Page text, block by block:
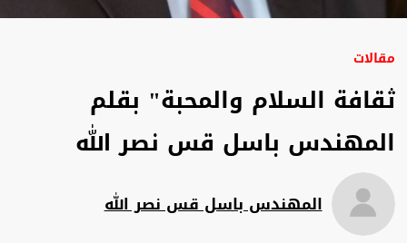
مقالات
ثقافة السلام والمحبة" بقلم
المهندس باسل قس نصر الله
المهندس باسل قس نصر الله